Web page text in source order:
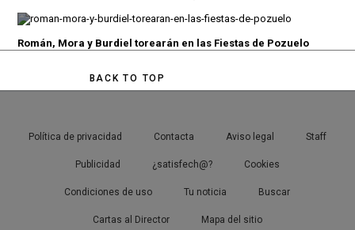
Román, Mora y Burdiel torearán en las Fiestas de Pozuelo
BACK TO TOP
Política de privacidad Contacta Aviso legal Staff
Publicidad ¿satisfech@? Cookies
Condiciones de uso Tu noticia Buscar
Cartas al Director Mapa del sitio